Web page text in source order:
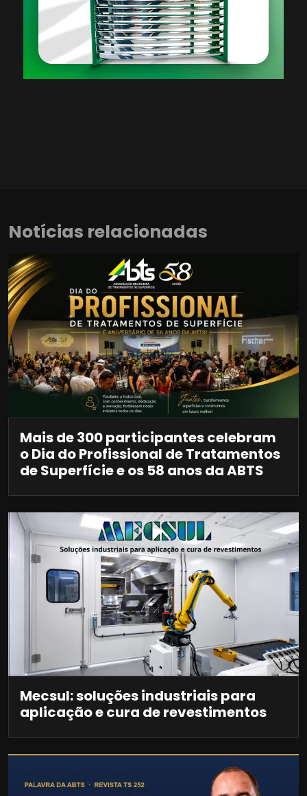
Notícias relacionadas
Mais de 300 participantes celebram
o Dia do Profissional de Tratamentos
de Superfície e os 58 anos da ABTS
Mecsul: soluções industriais para
aplicação e cura de revestimentos